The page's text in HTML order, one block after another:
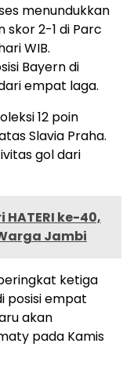
menundukkan
skor 2-1 di Parc
WIB.
Bayern di
empat laga.
12 poin
Slavia Praha.
gol dari
ke-40,
Jambi
ketiga
posisi empat
akan
pada Kamis